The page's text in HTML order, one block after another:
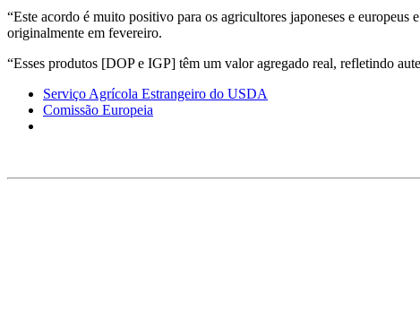
“Este acordo é muito positivo para os agricultores japoneses e
originalmente em fevereiro.
“Esses produtos [DOP e IGP] têm um valor agregado real, refletindo
Serviço Agrícola Estrangeiro do USDA
Comissão Europeia